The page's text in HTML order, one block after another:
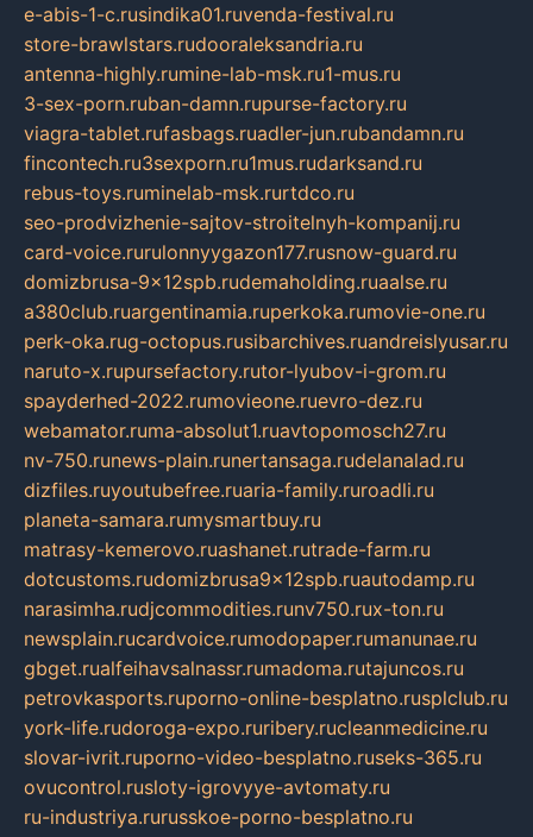
e-abis-1-c.rusindika01.ruvenda-festival.ru
store-brawlstars.rudooraleksandria.ru
antenna-highly.rumine-lab-msk.ru1-mus.ru
3-sex-porn.ruban-damn.rupurse-factory.ru
viagra-tablet.rufasbags.ruadler-jun.rubandamn.ru
fincontech.ru3sexporn.ru1mus.rudarksand.ru
rebus-toys.ruminelab-msk.rurtdco.ru
seo-prodvizhenie-sajtov-stroitelnyh-kompanij.ru
card-voice.rurulonnyygazon177.rusnow-guard.ru
domizbrusa-9x12spb.rudemaholding.ruaalse.ru
a380club.ruargentinamia.ruperkoka.rumovie-one.ru
perk-oka.rug-octopus.rusibarchives.ruandreislyusar.ru
naruto-x.rupursefactory.rutor-lyubov-i-grom.ru
spayderhed-2022.rumovieone.ruevro-dez.ru
webamator.ruma-absolut1.ruavtopomosch27.ru
nv-750.runews-plain.runertansaga.rudelanalad.ru
dizfiles.ruyoutubefree.ruaria-family.ruroadli.ru
planeta-samara.rumysmartbuy.ru
matrasy-kemerovo.ruashanet.rutrade-farm.ru
dotcustoms.rudomizbrusa9x12spb.ruautodamp.ru
narasimha.rudjcommodities.runv750.rux-ton.ru
newsplain.rucardvoice.rumodopaper.rumanunae.ru
gbget.rualfeihavsalnassr.rumadoma.rutajuncos.ru
petrovkasports.ruporno-online-besplatno.rusplclub.ru
york-life.rudoroga-expo.ruribery.rucleanmedicine.ru
slovar-ivrit.ruporno-video-besplatno.ruseks-365.ru
ovucontrol.rusloty-igrovyye-avtomaty.ru
ru-industriya.rurusskoe-porno-besplatno.ru